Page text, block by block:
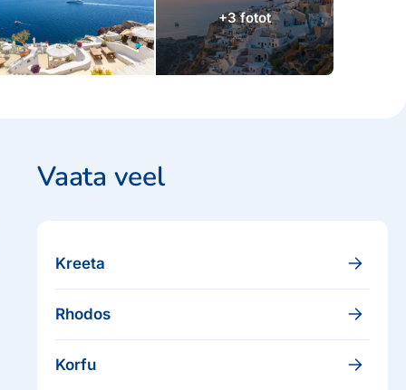
+3 fotot
Vaata veel
Kreeta
Rhodos
Korfu